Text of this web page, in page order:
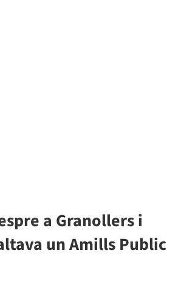
a Granollers i
un Amills Public